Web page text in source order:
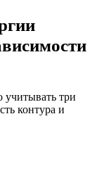
учитывать три
контура и